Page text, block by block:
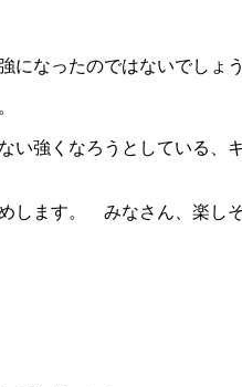
なったのではないでしょう
強くなろうとしている、
します。 みなさん、楽し